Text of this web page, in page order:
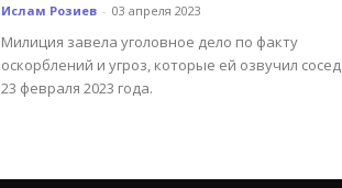
Ислам Розиев - 03 апреля 2023
Милиция завела уголовное дело по факту
оскорблений и угроз, которые ей озвучил сосед
23 февраля 2023 года.